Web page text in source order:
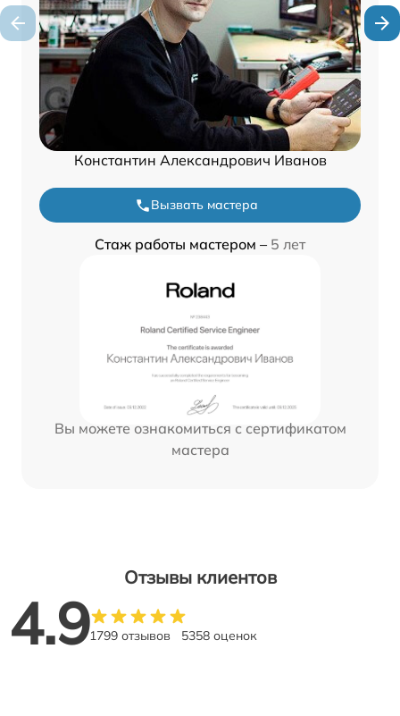
Константин Александрович Иванов
Вызвать мастера
Стаж работы мастером – 5 лет
Вы можете ознакомиться с сертификатом
мастера
Отзывы клиентов
4.91799 отзывов 5358 оценок